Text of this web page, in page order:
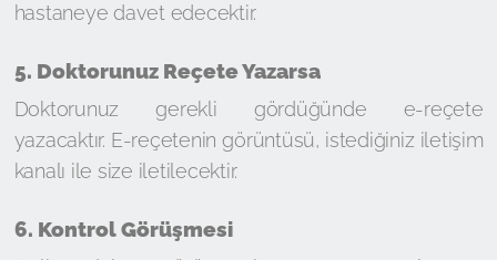
hastaneye davet edecektir.
5. Doktorunuz Reçete Yazarsa
Doktorunuz gerekli gördüğünde e-reçete
yazacaktır. E-reçetenin görüntüsü, istediğiniz iletişim
kanalı ile size iletilecektir.
6. Kontrol Görüşmesi